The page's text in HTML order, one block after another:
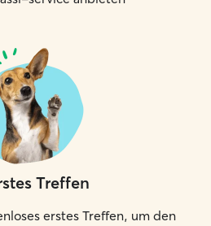
Treffen
erstes Treffen, um den